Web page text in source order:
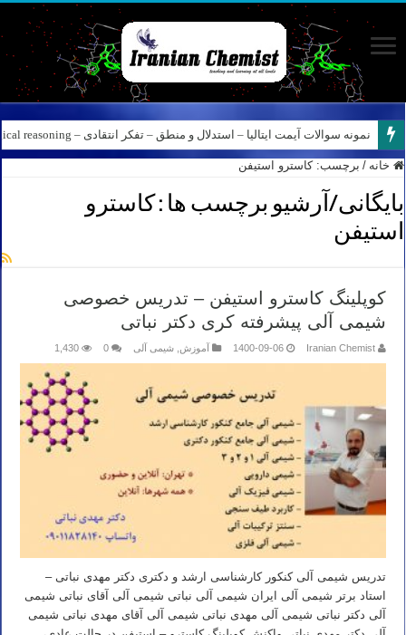
نمونه سوالات آیمت ایتالیا – استدلال و منطق – تفکر انتقادی – Logical reasoning – پارت ۸
خانه / برچسب:کاسترو استیفن
بایگانی/آرشیو برچسب ها : کاسترو
استیفن
کوپلینگ کاسترو استیفن – تدریس خصوصی
شیمی آلی پیشرفته کری دکتر نباتی
Iranian Chemist
1400-09-06 آموزش شیمی آلی 0
1,430
تدریس شیمی آلی کنکور کارشناسی ارشد و دکتری دکتر مهدی نباتی –
استاد برتر شیمی آلی ایران شیمی آلی نباتی شیمی آلی آقای نباتی شیمی
آلی دکتر نباتی شیمی آلی مهدی نباتی شیمی آلی آقای مهدی نباتی شیمی